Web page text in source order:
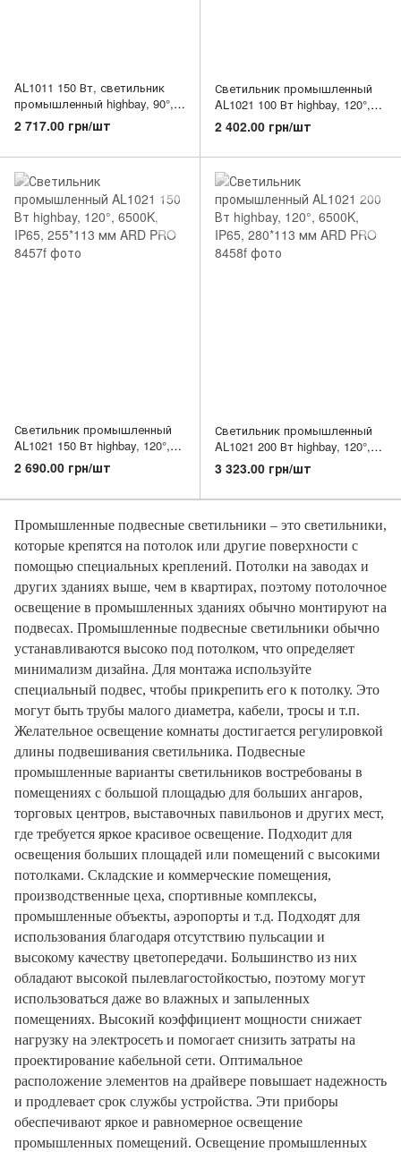
AL1011 150 Вт, светильник
промышленный highbay, 90°,
6500K, IP65, ф295*70 мм ARD
2 717.00 грн/шт
Светильник промышленный
AL1021 100 Вт highbay, 120°,
6500K, IP65, 227*103 мм ARD
PRO
2 402.00 грн/шт
Светильник промышленный
AL1021 150 Вт highbay, 120°,
6500K, IP65, 255*113 мм ARD
PRO
2 690.00 грн/шт
Светильник промышленный
AL1021 200 Вт highbay, 120°,
6500K, IP65, 280*113 мм ARD
PRO
3 323.00 грн/шт
Промышленные подвесные светильники – это светильники,
которые крепятся на потолок или другие поверхности с
помощью специальных креплений. Потолки на заводах и
других зданиях выше, чем в квартирах, поэтому потолочное
освещение в промышленных зданиях обычно монтируют на
подвесах. Промышленные подвесные светильники обычно
устанавливаются высоко под потолком, что определяет
минимализм дизайна. Для монтажа используйте
специальный подвес, чтобы прикрепить его к потолку. Это
могут быть трубы малого диаметра, кабели, тросы и т.п.
Желательное освещение комнаты достигается регулировкой
длины подвешивания светильника. Подвесные
промышленные варианты светильников востребованы в
помещениях с большой площадью для больших ангаров,
торговых центров, выставочных павильонов и других мест,
где требуется яркое красивое освещение. Подходит для
освещения больших площадей или помещений с высокими
потолками. Складские и коммерческие помещения,
производственные цеха, спортивные комплексы,
промышленные объекты, аэропорты и т.д. Подходят для
использования благодаря отсутствию пульсации и
высокому качеству цветопередачи. Большинство из них
обладают высокой пылевлагостойкостью, поэтому могут
использоваться даже во влажных и запыленных
помещениях. Высокий коэффициент мощности снижает
нагрузку на электросеть и помогает снизить затраты на
проектирование кабельной сети. Оптимальное
расположение элементов на драйвере повышает надежность
и продлевает срок службы устройства. Эти приборы
обеспечивают яркое и равномерное освещение
промышленных помещений. Освещение промышленных